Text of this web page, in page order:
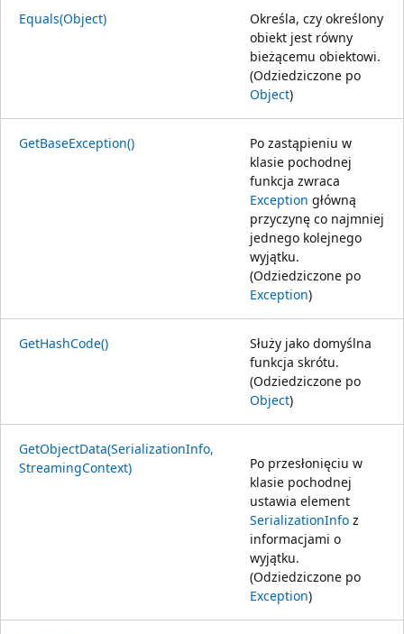
Equals(Object)
Określa, czy określony
obiekt jest równy
bieżącemu obiektowi.
(Odziedziczone po
Object)
GetBaseException()
Po zastąpieniu w
klasie pochodnej
funkcja zwraca
Exception główną
przyczynę co najmniej
jednego kolejnego
wyjątku.
(Odziedziczone po
Exception)
GetHashCode()
Służy jako domyślna
funkcja skrótu.
(Odziedziczone po
Object)
GetObjectData(SerializationInfo,
StreamingContext)
Po przesłonięciu w
klasie pochodnej
ustawia element
SerializationInfo z
informacjami o
wyjątku.
(Odziedziczone po
Exception)